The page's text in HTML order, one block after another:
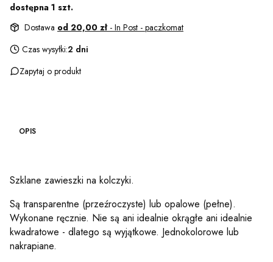
dostępna 1 szt.
Dostawa od 20,00 zł - In Post - paczkomat
Czas wysyłki:2 dni
Zapytaj o produkt
OPIS
Szklane zawieszki na kolczyki.
Są transparentne (przeźroczyste) lub opalowe (pełne).
Wykonane ręcznie. Nie są ani idealnie okrągłe ani idealnie
kwadratowe - dlatego są wyjątkowe. Jednokolorowe lub
nakrapiane.